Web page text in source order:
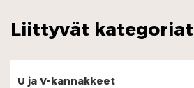
Liittyvät kategoriat
U ja V-kannakkeet